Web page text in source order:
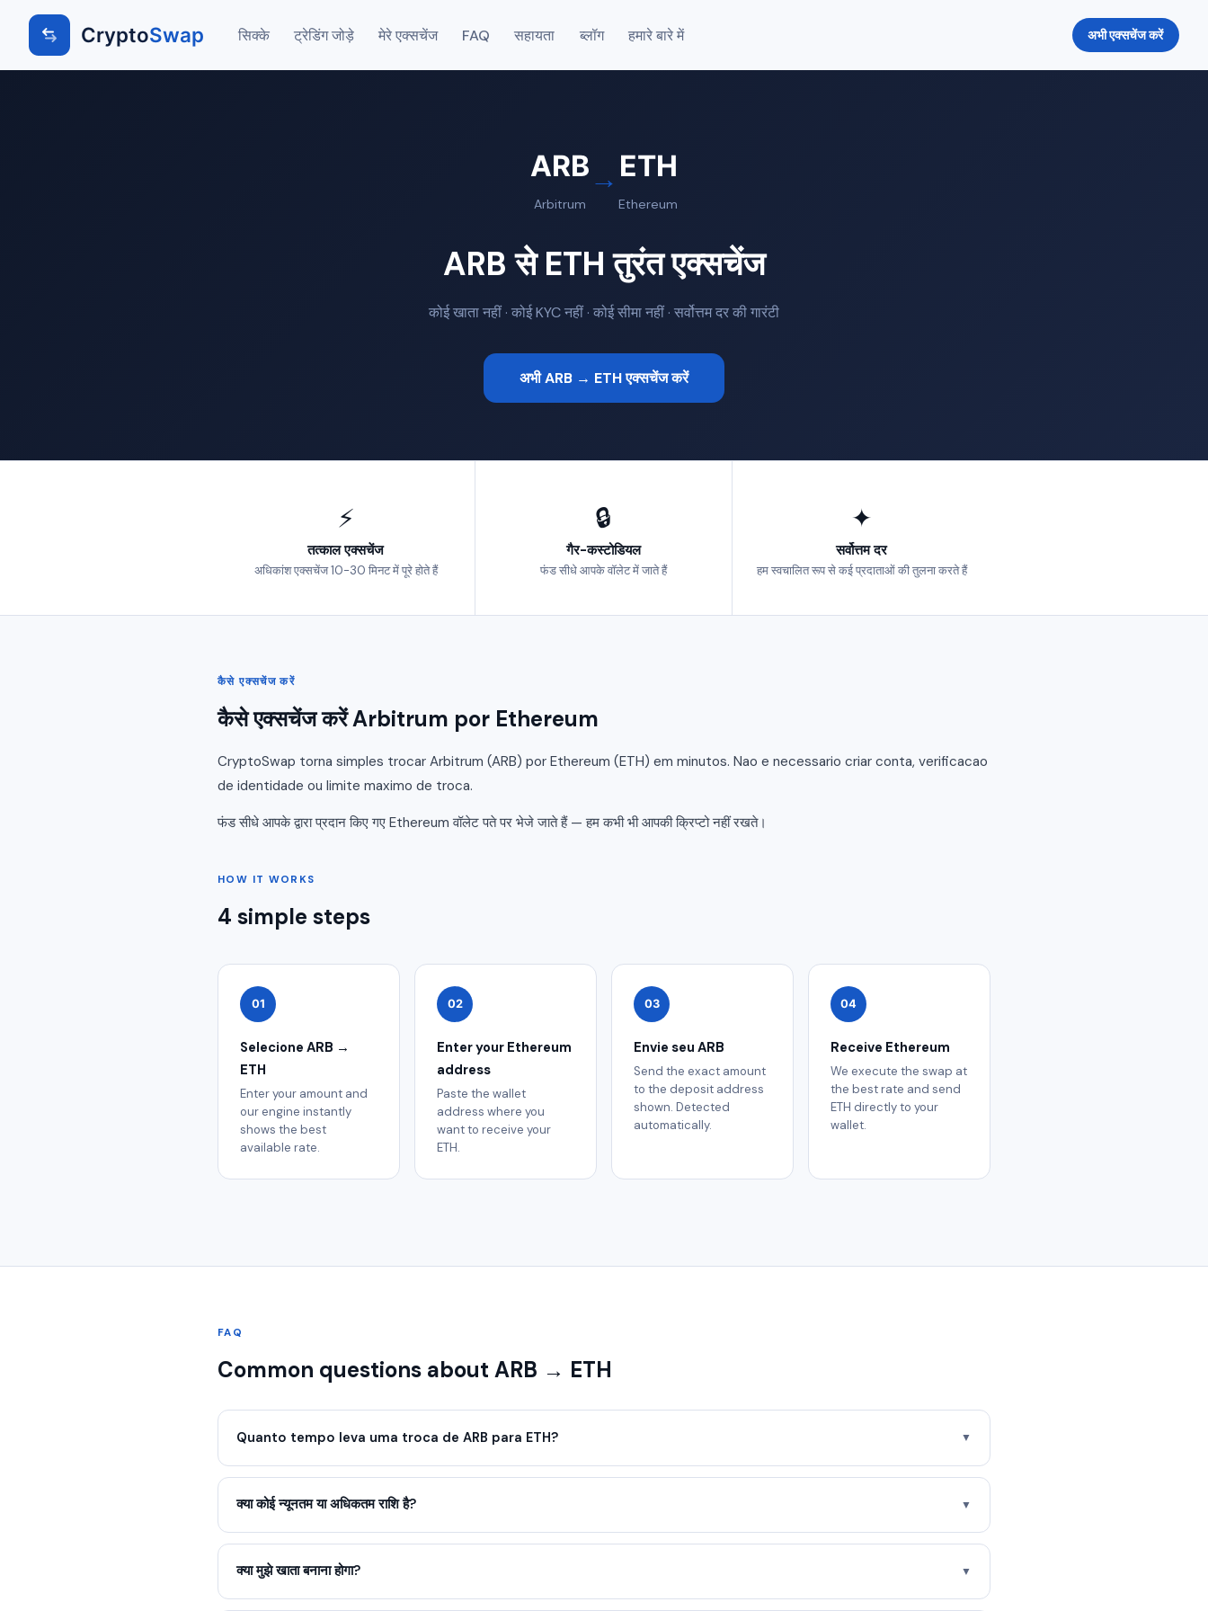
CryptoSwap सिक्के ट्रेडिंग जोड़े मेरे एक्सचेंज FAQ सहायता ब्लॉग हमारे बारे में अभी एक्सचेंज करें
ARB
Arbitrum
→ ETH
Ethereum
ARB से ETH तुरंत एक्सचेंज
कोई खाता नहीं · कोई KYC नहीं · कोई सीमा नहीं · सर्वोत्तम दर की गारंटी
अभी ARB → ETH एक्सचेंज करें
⚡
तत्काल एक्सचेंज
अधिकांश एक्सचेंज 10-30 मिनट में पूरे होते हैं
🔒
गैर-कस्टोडियल
फंड सीधे आपके वॉलेट में जाते हैं
✦
सर्वोत्तम दर
हम स्वचालित रूप से कई प्रदाताओं की तुलना करते हैं
कैसे एक्सचेंज करें
कैसे एक्सचेंज करें Arbitrum por Ethereum
CryptoSwap torna simples trocar Arbitrum (ARB) por Ethereum (ETH) em minutos. Nao e necessario criar conta, verificacao
de identidade ou limite maximo de troca.
फंड सीधे आपके द्वारा प्रदान किए गए Ethereum वॉलेट पते पर भेजे जाते हैं — हम कभी भी आपकी क्रिप्टो नहीं रखते।
HOW IT WORKS
4 simple steps
01
Selecione ARB →
ETH
Enter your amount and
our engine instantly
shows the best
available rate.
02
Enter your Ethereum
address
Paste the wallet
address where you
want to receive your
ETH.
03
Envie seu ARB
Send the exact amount
to the deposit address
shown. Detected
automatically.
04
Receive Ethereum
We execute the swap at
the best rate and send
ETH directly to your
wallet.
FAQ
Common questions about ARB → ETH
Quanto tempo leva uma troca de ARB para ETH? ▼
क्या कोई न्यूनतम या अधिकतम राशि है? ▼
क्या मुझे खाता बनाना होगा? ▼